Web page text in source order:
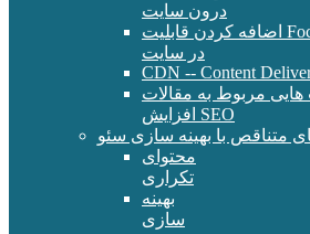
درون سایت
اضافه کردن قابلیت Focus کردن زیر منوها
در سایت
CDN -- Content
مربوط به مقالات
افزایش SEO
محتوای
تکراری
بهینه
سازی